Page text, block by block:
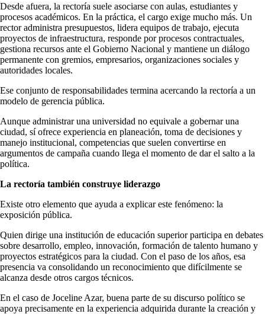
Desde afuera, la rectoría suele asociarse con aulas, estudiantes y
procesos académicos. En la práctica, el cargo exige mucho más. Un
rector administra presupuestos, lidera equipos de trabajo, ejecuta
proyectos de infraestructura, responde por procesos contractuales,
gestiona recursos ante el Gobierno Nacional y mantiene un diálogo
permanente con gremios, empresarios, organizaciones sociales y
autoridades locales.
Ese conjunto de responsabilidades termina acercando la rectoría a un
modelo de gerencia pública.
Aunque administrar una universidad no equivale a gobernar una
ciudad, sí ofrece experiencia en planeación, toma de decisiones y
manejo institucional, competencias que suelen convertirse en
argumentos de campaña cuando llega el momento de dar el salto a la
política.
La rectoría también construye liderazgo
Existe otro elemento que ayuda a explicar este fenómeno: la
exposición pública.
Quien dirige una institución de educación superior participa en debates
sobre desarrollo, empleo, innovación, formación de talento humano y
proyectos estratégicos para la ciudad. Con el paso de los años, esa
presencia va consolidando un reconocimiento que difícilmente se
alcanza desde otros cargos técnicos.
En el caso de Joceline Azar, buena parte de su discurso político se
apoya precisamente en la experiencia adquirida durante la creación y